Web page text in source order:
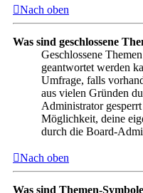
Nach oben
Was sind geschlossene
Geschlossene
geantwortet werden
Umfrage, falls
aus vielen Gründen
Administrator
Möglichkeit, deine
durch die Board-
Nach oben
Was sind Themen-